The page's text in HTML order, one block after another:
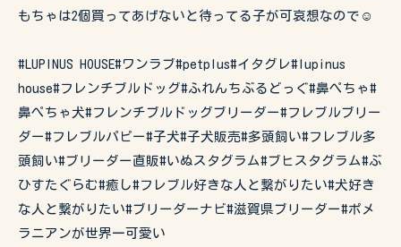
もちゃは2個買ってあげないと待ってる子が可哀想なので☺️
#LUPINUS HOUSE#ワンラブ#petplus#イタグレ#lupinus
house#フレンチブルドッグ#ふれんちぶるどっぐ#鼻ぺちゃ#
鼻ぺちゃ犬#フレンチブルドッグブリーダー#フレブルブリー
ダー#フレブルパピー#子犬#子犬販売#多頭飼い#フレブル多
頭飼い#ブリーダー直販#いぬスタグラム#ブヒスタグラム#ぶ
ひすたぐらむ#癒し#フレブル好きな人と繋がりたい#犬好き
な人と繋がりたい#ブリーダーナビ#滋賀県ブリーダー#ポメ
ラニアンが世界一可愛い